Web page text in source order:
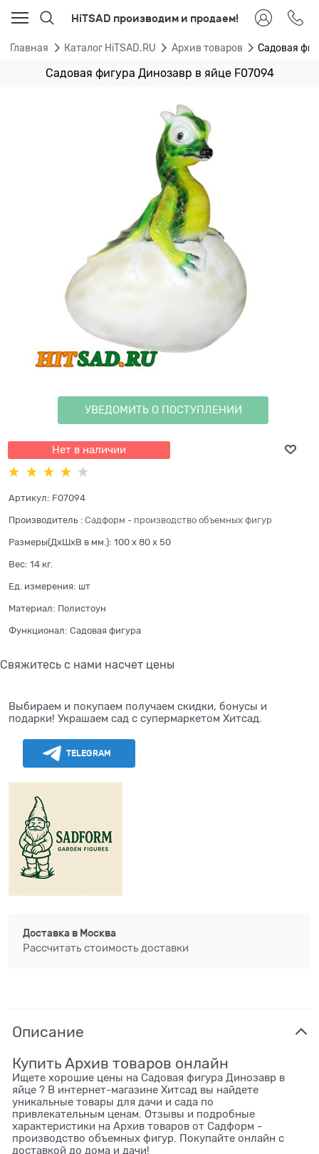
HiTSAD производим и продаем!
Главная Каталог HiTSAD.RU Архив товаров Садовая
Садовая фигура Динозавр в яйце F07094
УВЕДОМИТЬ О ПОСТУПЛЕНИИ
Нет в наличии
Артикул: F07094
Производитель : Садформ - производство объемных фигур
Размеры(ДхШхВ в мм.): 100 x 80 x 50
Вес: 14 кг.
Ед. измерения: шт
Материал: Полистоун
Функционал: Садовая фигура
Свяжитесь с нами насчет цены
Выбираем и покупаем получаем скидки, бонусы и
подарки! Украшаем сад с супермаркетом Хитсад.
TELEGRAM
Доставка в Москва
Рассчитать стоимость доставки
Описание
Купить Архив товаров онлайн
Ищете хорошие цены на Садовая фигура Динозавр в
яйце ? В интернет-магазине Хитсад вы найдете
уникальные товары для дачи и сада по
привлекательным ценам. Отзывы и подробные
характеристики на Архив товаров от Садформ -
производство объемных фигур. Покупайте онлайн с
доставкой до дома и дачи!